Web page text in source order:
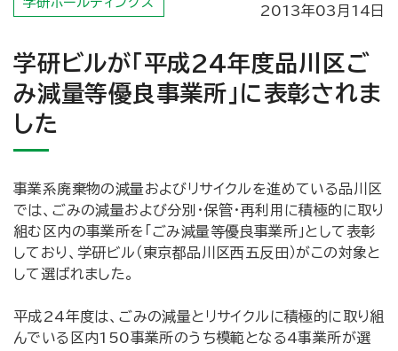
2013年03月14日
学研ビルが「平成24年度品川区ご
み減量等優良事業所」に表彰されま
した
事業系廃棄物の減量およびリサイクルを進めている品川区
では、ごみの減量および分別・保管・再利用に積極的に取り
組む区内の事業所を「ごみ減量等優良事業所」として表彰
しており、学研ビル（東京都品川区西五反田）がこの対象と
して選ばれました。
平成24年度は、ごみの減量とリサイクルに積極的に取り組
んでいる区内150事業所のうち模範となる4事業所が選